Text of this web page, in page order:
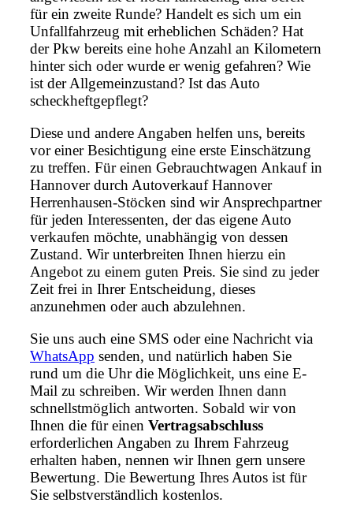
für ein zweite Runde? Handelt es sich um ein
Unfallfahrzeug mit erheblichen Schäden? Hat
der Pkw bereits eine hohe Anzahl an Kilometern
hinter sich oder wurde er wenig gefahren? Wie
ist der Allgemeinzustand? Ist das Auto
scheckheftgepflegt?
Diese und andere Angaben helfen uns, bereits
vor einer Besichtigung eine erste Einschätzung
zu treffen. Für einen Gebrauchtwagen Ankauf in
Hannover durch Autoverkauf Hannover
Herrenhausen-Stöcken sind wir Ansprechpartner
für jeden Interessenten, der das eigene Auto
verkaufen möchte, unabhängig von dessen
Zustand. Wir unterbreiten Ihnen hierzu ein
Angebot zu einem guten Preis. Sie sind zu jeder
Zeit frei in Ihrer Entscheidung, dieses
anzunehmen oder auch abzulehnen.
Sie uns auch eine SMS oder eine Nachricht via
WhatsApp senden, und natürlich haben Sie
rund um die Uhr die Möglichkeit, uns eine E-
Mail zu schreiben. Wir werden Ihnen dann
schnellstmöglich antworten. Sobald wir von
Ihnen die für einen Vertragsabschluss
erforderlichen Angaben zu Ihrem Fahrzeug
erhalten haben, nennen wir Ihnen gern unsere
Bewertung. Die Bewertung Ihres Autos ist für
Sie selbstverständlich kostenlos.